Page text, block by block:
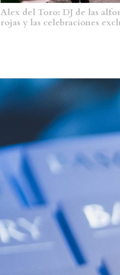
Alex del Toro: DJ de las
rojas y las celebraciones